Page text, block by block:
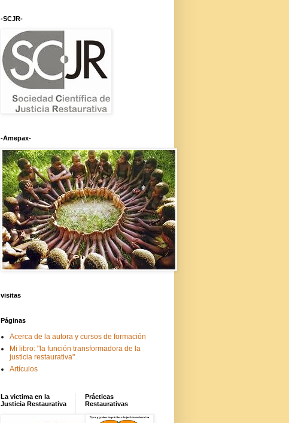
-SCJR-
-Amepax-
visitas
Páginas
Acerca de la autora y cursos de formación
Mi libro: "la función transformadora de la
justicia restaurativa"
Artículos
La victima en la
Justicia Restaurativa
Prácticas
Restaurativas